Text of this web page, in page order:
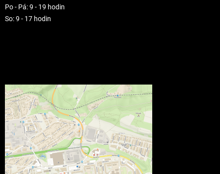
Po - Pá: 9 - 19 hodin
So: 9 - 17 hodin